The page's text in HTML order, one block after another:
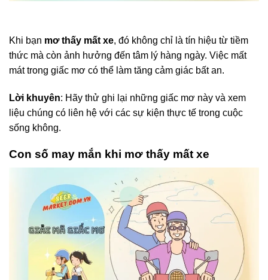
Khi bạn mơ thấy mất xe, đó không chỉ là tín hiệu từ tiềm
thức mà còn ảnh hưởng đến tâm lý hàng ngày. Việc mất
mát trong giấc mơ có thể làm tăng cảm giác bất an.
Lời khuyên: Hãy thử ghi lại những giấc mơ này và xem
liệu chúng có liên hệ với các sự kiện thực tế trong cuộc
sống không.
Con số may mắn khi mơ thấy mất xe